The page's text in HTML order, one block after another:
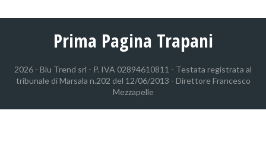
Prima Pagina Trapani
2026 - Blu Trend srl - P. IVA 02894610811 - Testata registrata al
tribunale di Marsala n.202 del 12/06/2013 - Direttore Francesco
Mezzapelle